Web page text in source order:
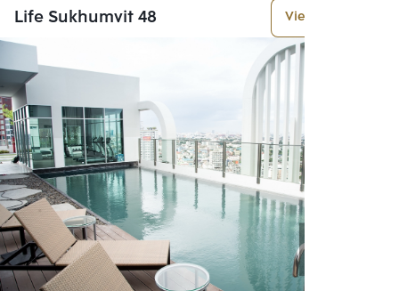
Life Sukhumvit 48 View More